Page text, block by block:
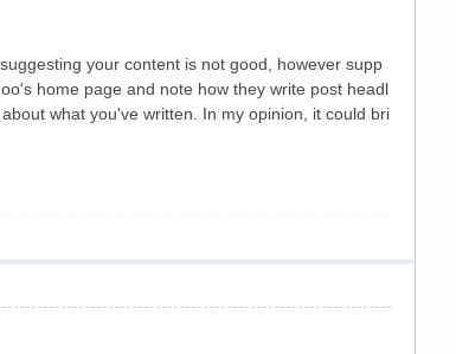
your content is not good, however supp
home page and note how they write post headl
what you've written. In my opinion, it could bri